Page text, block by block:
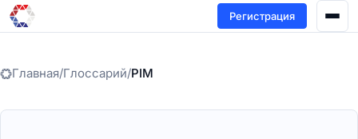
Регистрация
Главная/Глоссарий/PIM